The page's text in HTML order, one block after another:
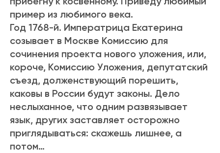
пример из любимого века.
Год 1768-й. Императрица Екатерина
созывает в Москве Комиссию для
сочинения проекта нового уложения, или,
короче, Комиссию Уложения, депутатский
съезд, долженствующий порешить,
каковы в России будут законы. Дело
неслыханное, что одним развязывает
язык, других заставляет осторожно
приглядываться: скажешь лишнее, а
потом…